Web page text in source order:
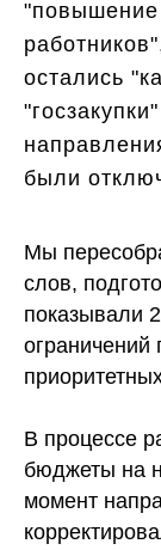
остались
были
Мы
слов,
показывали
В процессе
бюджеты на
момент